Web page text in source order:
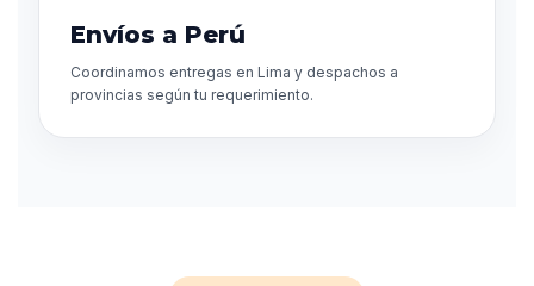
Envíos a Perú
Coordinamos entregas en Lima y despachos a
provincias según tu requerimiento.